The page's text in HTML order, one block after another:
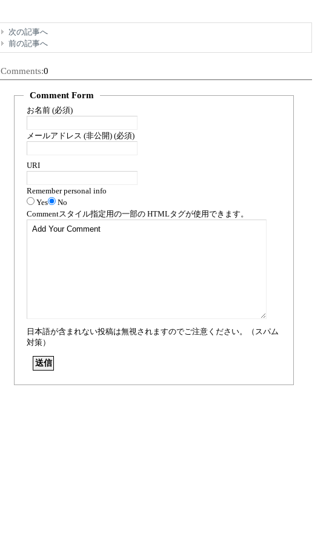
次の記事へ
前の記事へ
Comments:0
Comment Form
お名前 (必須)
メールアドレス (非公開) (必須)
URI
Remember personal info
Yes
No
Commentスタイル指定用の一部の HTMLタグが使用できます。
日本語が含まれない投稿は無視されますのでご注意ください。（スパム
対策）